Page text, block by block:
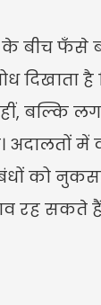
के बीच फँसे
दिखाता
बल्कि
अदालतों में
को
रह सकते